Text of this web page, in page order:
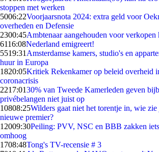
stoppen met werken
5006:22Voorjaarsnota 2024: extra geld voor
overheden en Defensie
2300:45Ambtenaar aangehouden voor
6116:08Nederland emigreert!
5519:31 Amsterdamse kamers, studio's en
huur in Europa
1820:05Kritiek Rekenkamer op beleid overheid
coronacrisis
2217:0130% van Tweede Kamerleden geven
privébelangen niet juist op
10808:25Wilders gaat niet het torentje in, wie
nieuwe premier?
12009:30Peiling: PVV, NSC en BBB zakken
omhoog
1708:48Tong's TV-recensie # 3